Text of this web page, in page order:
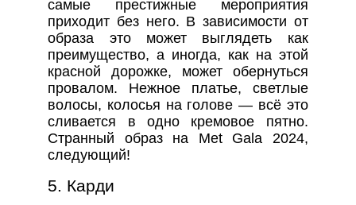
самые престижные мероприятия
приходит без него. В зависимости от
образа это может выглядеть как
преимущество, а иногда, как на этой
красной дорожке, может обернуться
провалом. Нежное платье, светлые
волосы, колосья на голове — всё это
сливается в одно кремовое пятно.
Странный образ на Met Gala 2024,
следующий!
5. Карди